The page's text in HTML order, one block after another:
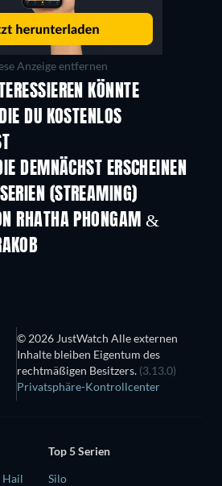
Anzeige entfernen
KÖNNTE
Serie
DU KOSTENLOS
DEMNÄCHST ERSCHEINEN
Serie
(STREAMING)
Staffel 2
RHATHA PHONGAM &
© 2026 JustWatch Alle externen
Inhalte bleiben Eigentum des
rechtmäßigen Besitzers. (3.13.0)
Privatsphäre-Kontrollcenter
Hail
Top 5 Serien
Silo